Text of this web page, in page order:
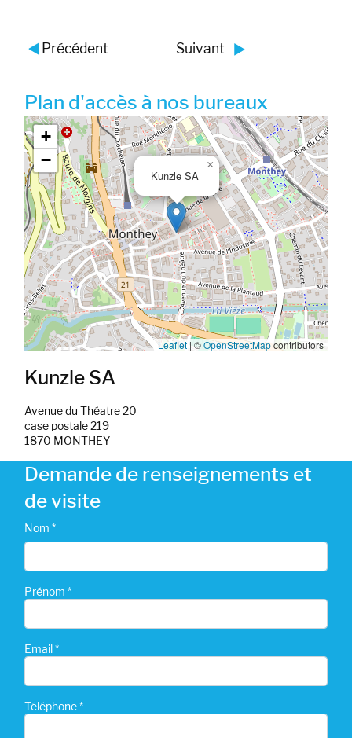
Précédent Suivant
Plan d'accès à nos bureaux
Google map_canvas_agence
Kunzle SA
×
+
−
Leaflet|©OpenStreetMapcontributors
Kunzle SA
Avenue du Théatre 20
case postale 219
1870 MONTHEY
Demande de renseignements et
de visite
Nom *
Prénom *
Email *
Téléphone *